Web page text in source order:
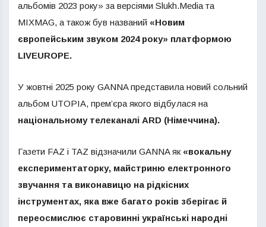
альбомів 2023 року» за версіями Slukh.Media та
MIXMAG, а також був названий «Новим
європейським звуком 2024 року» платформою
LIVEUROPE.
У жовтні 2025 року GANNA представила новий сольний
альбом UTOPIA, прем’єра якого відбулася на
національному телеканалі ARD (Німеччина).
Газети FAZ і TAZ відзначили GANNA як «вокальну
експериментаторку, майстриню електронного
звучання та виконавицю на рідкісних
інструментах, яка вже багато років зберігає й
переосмислює старовинні українські народні